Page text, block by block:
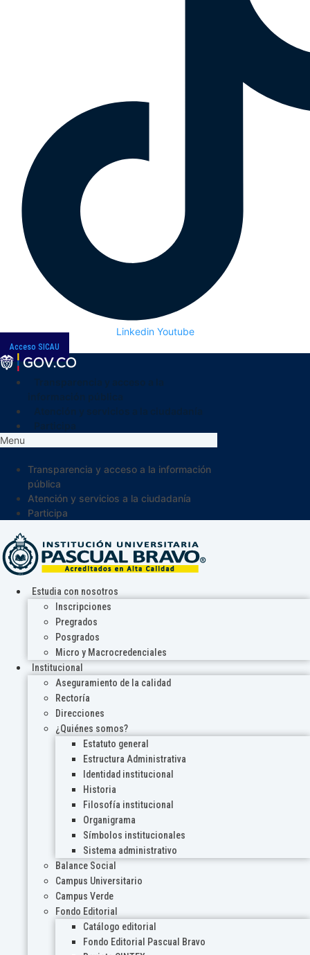
Linkedin Youtube
Acceso SICAU
Menu
Transparencia y acceso a la información
pública
Atención y servicios a la ciudadanía
Participa
Estudia con nosotros
Inscripciones
Pregrados
Posgrados
Micro y Macrocredenciales
Institucional
Aseguramiento de la calidad
Rectoría
Direcciones
¿Quiénes somos?
Estatuto general
Estructura Administrativa
Identidad institucional
Historia
Filosofía institucional
Organigrama
Símbolos institucionales
Sistema administrativo
Balance Social
Campus Universitario
Campus Verde
Fondo Editorial
Catálogo editorial
Fondo Editorial Pascual Bravo